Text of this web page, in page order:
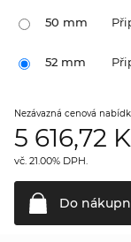
50 mm
52 mm
Nezávazná cenová
5 616,72
vč. 21.00% DPH.
Do